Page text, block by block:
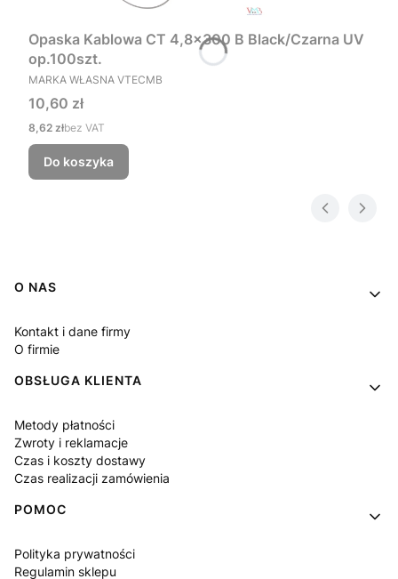
Opaska Kablowa CT 4,8x300 B Black/Czarna UV
op.100szt.
PRODUCENT
MARKA WŁASNA VTECMB
Cena
10,60 zł
Cena
8,62 złbez VAT
Do koszyka
Linki w stopce
O NAS
Kontakt i dane firmy
O firmie
OBSŁUGA KLIENTA
Metody płatności
Zwroty i reklamacje
Czas i koszty dostawy
Czas realizacji zamówienia
POMOC
Polityka prywatności
Regulamin sklepu